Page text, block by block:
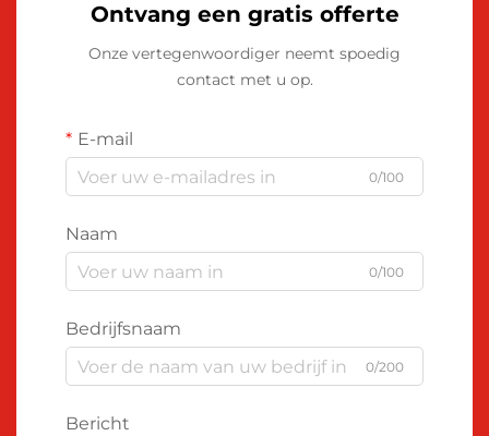
Ontvang een gratis offerte
Onze vertegenwoordiger neemt spoedig
contact met u op.
E-mail
0/100
Naam
0/100
Bedrijfsnaam
0/200
Bericht